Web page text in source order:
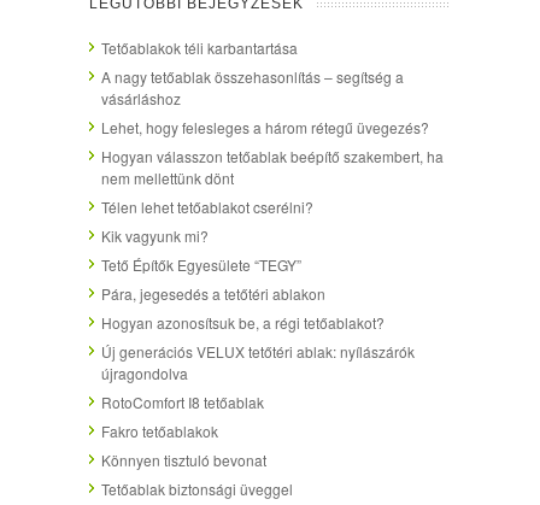
LEGUTÓBBI BEJEGYZÉSEK
Tetőablakok téli karbantartása
A nagy tetőablak összehasonlítás – segítség a
vásárláshoz
Lehet, hogy felesleges a három rétegű üvegezés?
Hogyan válasszon tetőablak beépítő szakembert, ha
nem mellettünk dönt
Télen lehet tetőablakot cserélni?
Kik vagyunk mi?
Tető Építők Egyesülete “TEGY”
Pára, jegesedés a tetőtéri ablakon
Hogyan azonosítsuk be, a régi tetőablakot?
Új generációs VELUX tetőtéri ablak: nyílászárók
újragondolva
RotoComfort I8 tetőablak
Fakro tetőablakok
Könnyen tisztuló bevonat
Tetőablak biztonsági üveggel